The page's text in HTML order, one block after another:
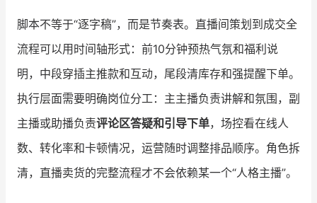
脚本不等于“逐字稿”，而是节奏表。直播间策划到成交全
流程可以用时间轴形式：前10分钟预热气氛和福利说
明，中段穿插主推款和互动，尾段清库存和强提醒下单。
执行层面需要明确岗位分工：主主播负责讲解和氛围，副
主播或助播负责评论区答疑和引导下单，场控看在线人
数、转化率和卡顿情况，运营随时调整排品顺序。角色拆
清，直播卖货的完整流程才不会依赖某一个“人格主播”。